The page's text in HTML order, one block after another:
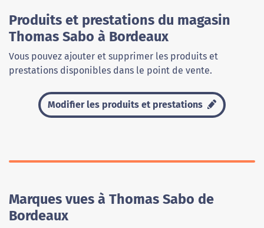
Produits et prestations du magasin
Thomas Sabo à Bordeaux
Vous pouvez ajouter et supprimer les produits et
prestations disponibles dans le point de vente.
Modifier les produits et prestations
Marques vues à Thomas Sabo de
Bordeaux